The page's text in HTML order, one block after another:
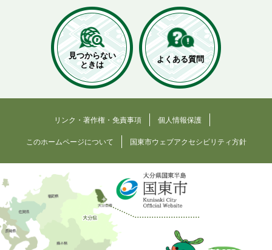
見つからない
ときは
よくある質問
リンク・著作権・免責事項 個人情報保護
このホームページについて 国東市ウェブアクセシビリティ方針